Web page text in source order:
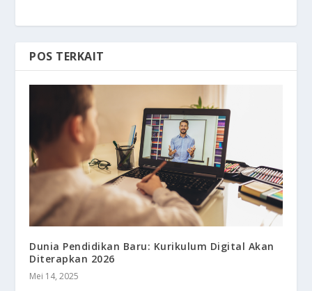
POS TERKAIT
Dunia Pendidikan Baru: Kurikulum Digital Akan
Diterapkan 2026
Mei 14, 2025